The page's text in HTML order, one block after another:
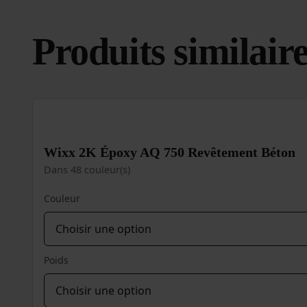
Produits
Wixx 2K Époxy AQ 750 Revêtement Béton
Dans 48 couleur(s)
Couleur
Poids